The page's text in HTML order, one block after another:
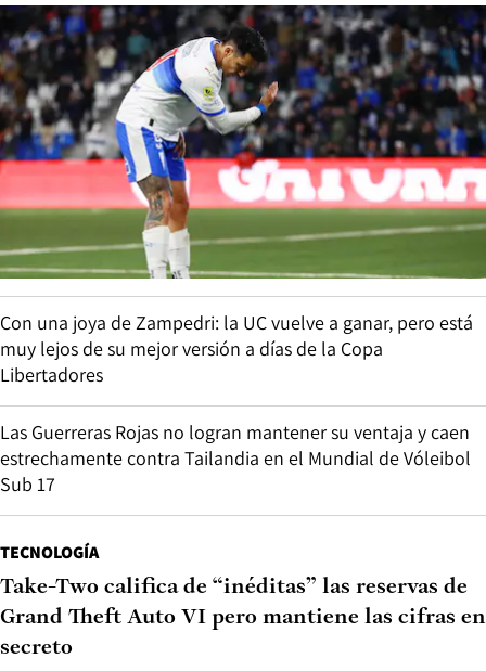
Con una joya de Zampedri: la UC vuelve a ganar, pero está
muy lejos de su mejor versión a días de la Copa
Libertadores
Las Guerreras Rojas no logran mantener su ventaja y caen
estrechamente contra Tailandia en el Mundial de Vóleibol
Sub 17
TECNOLOGÍA
Take-Two califica de “inéditas” las reservas de
Grand Theft Auto VI pero mantiene las cifras en
secreto